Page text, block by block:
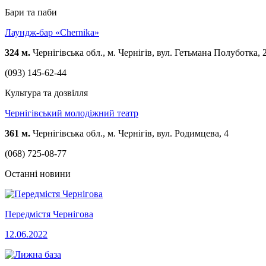
Бари та паби
Лаундж-бар «Chernika»
324 м. Чернігівська обл., м. Чернігів, вул. Гетьмана Полуботка,
(093) 145-62-44
Культура та дозвілля
Чернігівський молодіжний театр
361 м. Чернігівська обл., м. Чернігів, вул. Родимцева, 4
(068) 725-08-77
Останні новини
Передмістя Чернігова
12.06.2022